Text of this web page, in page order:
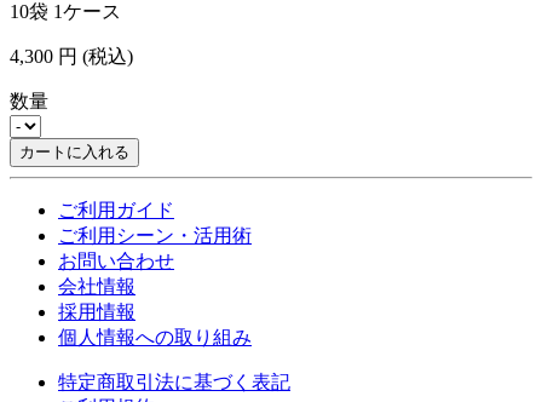
10袋 1ケース
4,300 円 (税込)
数量
カートに入れる
ご利用ガイド
ご利用シーン・活用術
お問い合わせ
会社情報
採用情報
個人情報への取り組み
特定商取引法に基づく表記